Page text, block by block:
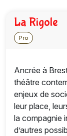
La Rigole
Pro
Ancrée à
théâtre
enjeux de
leur place,
la compagnie
d’autres